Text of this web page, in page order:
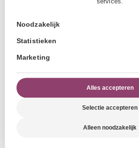
Noodzakelijk
Statistieken
Marketing
Alles accepteren
Selectie accepteren
Alleen noodzakelijk
training die erbij hoort?
Hoe werkt
Reality?
Hoe kan ik stressvrij worden? Dit
we vaak horen. Het antwoord is